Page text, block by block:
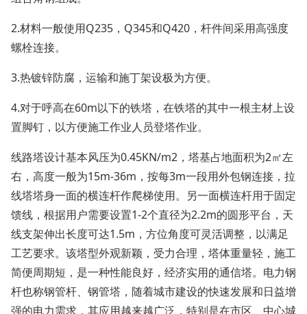
2.材料一般使用Q235，Q345和Q420，杆件间采用高强度
螺栓连接。
3.热镀锌防腐，运输和施丁架设极为方便。
4.对于呼高在60m以下的铁塔，在铁塔的其中一根主材上设
置脚钉，以方便施工作业人员登塔作业。
线路塔设计基本风压为0.45KN/m2，塔基占地面积为2㎡左
右，高度一般为15m-36m，按每3m一段用外包钢连接，拉
线塔塔身一面的横连杆作爬梯使用。另一面横连杆用于固定
馈线，根据用户需要设置1-2个直径为2.2m的圆形平台，天
线支架伸出长度可达1.5m，方位角度可灵活调整，以满足
工艺要求。该塔型外观新颖，受力合理，塔体重量轻，施工
简便周期短，是一种性能良好，经济实用的通信塔。电力钢
杆也称钢管杆、钢管塔，随着城市建设的快速发展和日益增
强的电力需求，其应用越来越广泛，特别是在市区、中心城